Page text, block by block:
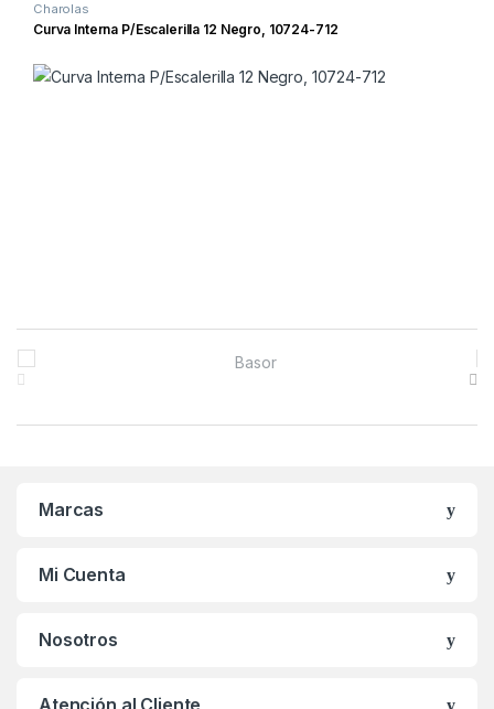
Charolas
Curva Interna P/Escalerilla 12 Negro, 10724-712
Marcas
Mi Cuenta
Nosotros